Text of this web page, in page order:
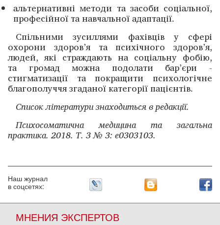
альтернативні методи та засоби соціальної,
професійної та навчальної адаптації.
Спільними зусиллями фахівців у сфері
охорони ­здоров’я та психічного здоров’я,
людей, які страждають на ­соціальну фобію,
та громад можна подолати бар’єри ­
стигматизації та покращити психологічне
благополуччя згаданої катего­рії пацієнтів.
Список літератури знаходиться в редакції.
Психосоматична медицина та загальна
практика. 2018. Т. 3 № 3: e0303103.
Наш журнал
в соцсетях:
МНЕНИЯ ЭКСПЕРТОВ